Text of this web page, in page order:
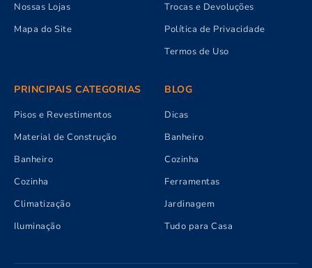
Nossas Lojas
Mapa do Site
Trocas e Devoluções
Política de Privacidade
Termos de Uso
PRINCIPAIS CATEGORIAS
Pisos e Revestimentos
Material de Construção
Banheiro
Cozinha
Climatização
Iluminação
BLOG
Dicas
Banheiro
Cozinha
Ferramentas
Jardinagem
Tudo para Casa